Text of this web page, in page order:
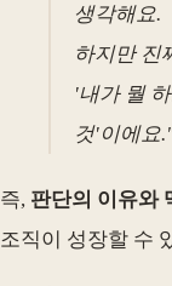
생각해요.
하지만 진
'내가 뭘
것'이에요
즉, 판단의 이유와
조직이 성장할 수